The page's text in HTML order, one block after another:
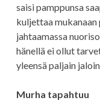
saisi pamppunsa
kuljettaa mukanaan
jahtaamassa
hänellä ei ollut
yleensä paljain jaloin.
Murha tapahtuu